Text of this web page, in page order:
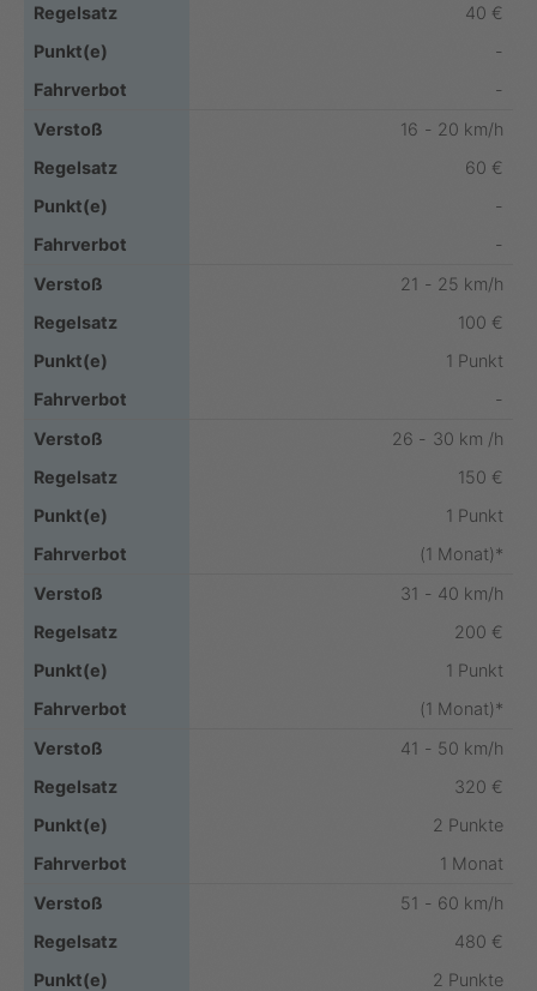
40 €
-
-
16 - 20 km/h
60 €
-
-
21 - 25 km/h
100 €
1 Punkt
-
26 - 30 km /h
150 €
1 Punkt
(1 Monat)*
31 - 40 km/h
200 €
1 Punkt
(1 Monat)*
41 - 50 km/h
320 €
2 Punkte
1 Monat
51 - 60 km/h
480 €
2 Punkte